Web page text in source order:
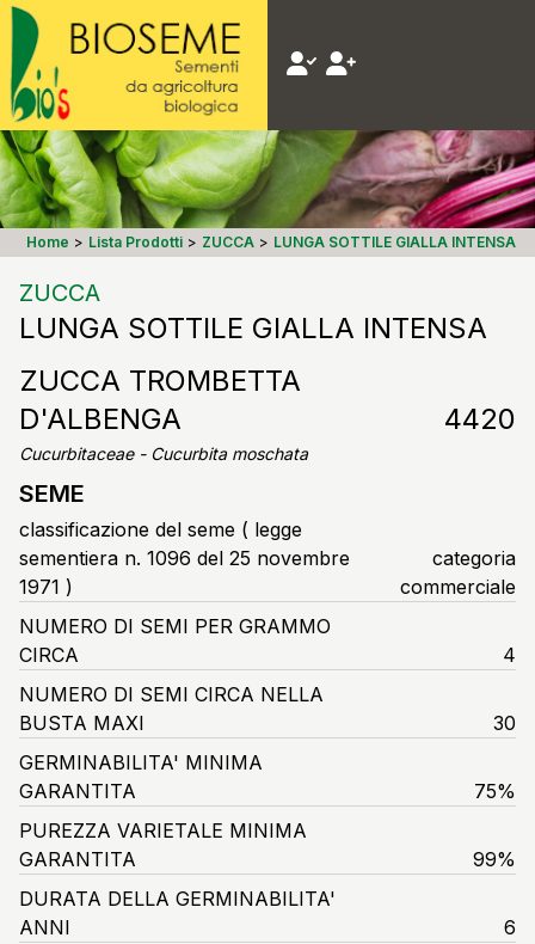
Home > Lista Prodotti > ZUCCA > LUNGA SOTTILE GIALLA INTENSA
ZUCCA
LUNGA SOTTILE GIALLA INTENSA
ZUCCA TROMBETTA
D'ALBENGA
4420
Cucurbitaceae - Cucurbita moschata
SEME
classificazione del seme ( legge
sementiera n. 1096 del 25 novembre
1971 )
categoria
commerciale
NUMERO DI SEMI PER GRAMMO
CIRCA
4
NUMERO DI SEMI CIRCA NELLA
BUSTA MAXI
30
GERMINABILITA' MINIMA
GARANTITA
75%
PUREZZA VARIETALE MINIMA
GARANTITA
99%
DURATA DELLA GERMINABILITA'
ANNI
6